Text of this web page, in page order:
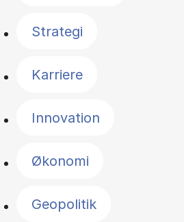
Strategi
Karriere
Innovation
Økonomi
Geopolitik